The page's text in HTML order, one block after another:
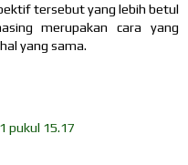
tersebut yang lebih betul
merupakan cara yang
yang sama.
pukul 15.17